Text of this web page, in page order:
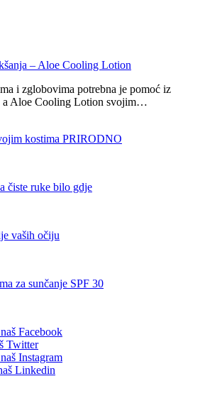
– Aloe Cooling Lotion
i zglobovima potrebna je pomoć iz
a Aloe Cooling Lotion svojim…
kostima PRIRODNO
čiste ruke bilo gdje
vaših očiju
za sunčanje SPF 30
Facebook
Twitter
Instagram
Linkedin